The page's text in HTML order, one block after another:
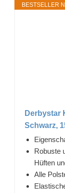
BESTSELLER
Derbystar
Schwarz,
Robuste
Hüften
Alle